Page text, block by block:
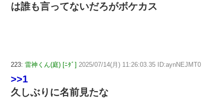
は誰も言ってないだろがボケカス
223: 雷神くん(庭) [ﾆﾀﾞ] 2025/07/14(月) 11:26:03.35 ID:aynNEJMT0
>>1
久しぶりに名前見たな